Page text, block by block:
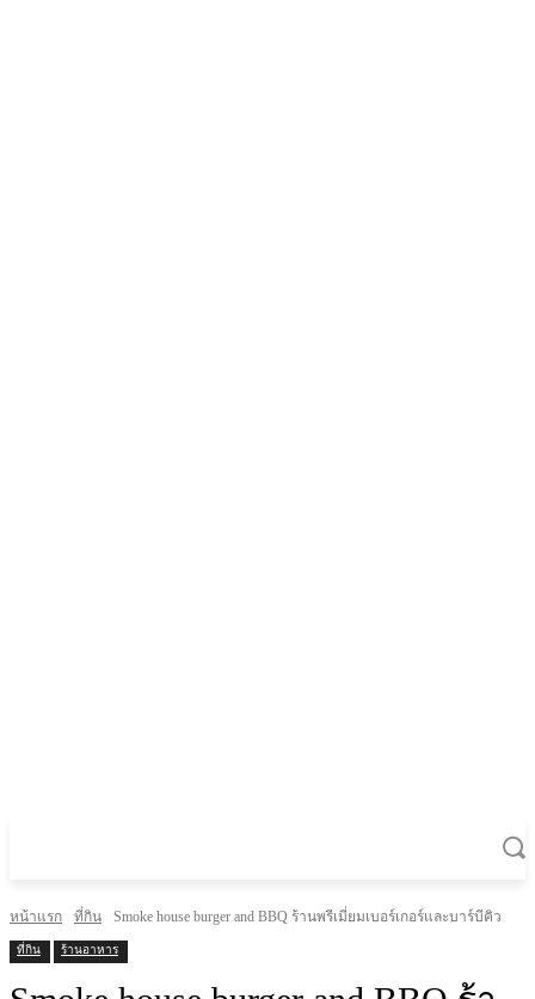
หน้าแรก ที่กิน Smoke house burger and BBQ ร้านพรีเมี่ยมเบอร์เกอร์และบาร์บีคิว
ที่กิน ร้านอาหาร